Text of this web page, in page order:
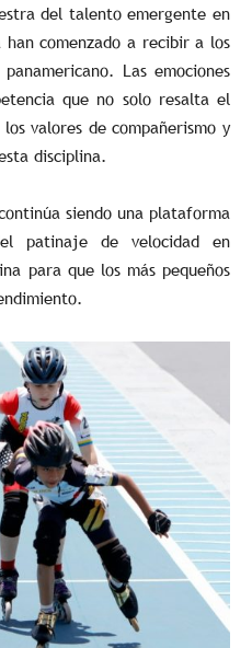
del talento emergente en
comenzado a recibir a los
Las emociones
que no solo resalta el
valores de compañerismo y
disciplina.
siendo una plataforma
patinaje de velocidad en
para que los más pequeños